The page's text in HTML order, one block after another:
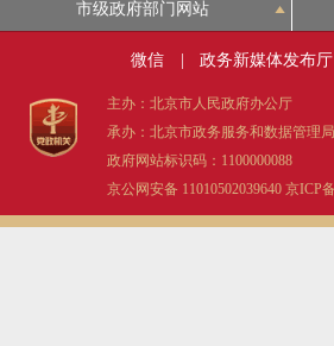
市级政府部门网站
微信 政务新媒体发布厅
主办：北京市人民政府办公厅
承办：北京市政务服务和数据管理局
政府网站标识码：1100000088
京公网安备 11010502039640 京ICP